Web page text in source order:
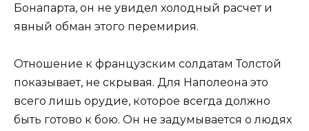
Бонапарта, он не увидел холодный расчет и
явный обман этого перемирия.
Отношение к французским солдатам Толстой
показывает, не скрывая. Для Наполеона это
всего лишь орудие, которое всегда должно
быть готово к бою. Он не задумывается о людях